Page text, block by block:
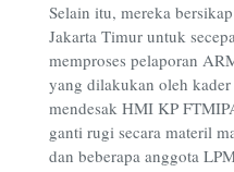
Selain itu, mereka
Jakarta Timur untuk
memproses pelaporan
yang dilakukan oleh
mendesak HMI KP
ganti rugi secara materil
dan beberapa anggota